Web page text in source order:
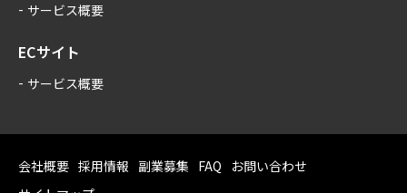
クラウドサービスのアクティブユーザー分析機能開発
https://sesh.co.jp/cms/case/detail/case_id/6
●鹿児島在住で、必要な時に来社可能な方
#求人鹿児島
#プログラマー
サービス概要
ECサイト
サービス概要
会社概要 採用情報 副業募集 FAQ
お問い合わせ